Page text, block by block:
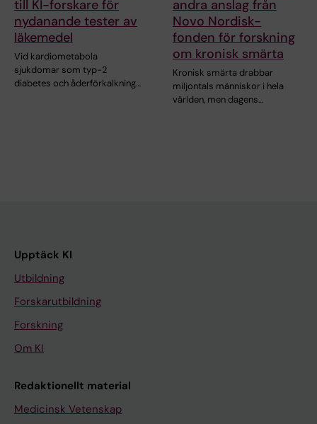
till KI-forskare för
nydanande tester av
läkemedel
Vid kardiometabola
sjukdomar som typ-2
diabetes och åderförkalkning…
andra anslag från
Novo Nordisk-
fonden för forskning
om kronisk smärta
Kronisk smärta drabbar
miljontals människor i hela
världen, men dagens…
Upptäck KI
Utbildning
Forskarutbildning
Forskning
Om KI
Redaktionellt material
Medicinsk Vetenskap